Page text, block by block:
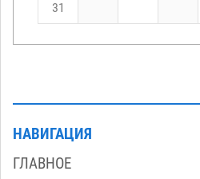
31
НАВИГАЦИЯ
ГЛАВНОЕ